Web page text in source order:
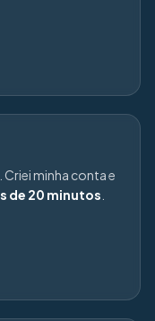
minha conta e
de 20 minutos